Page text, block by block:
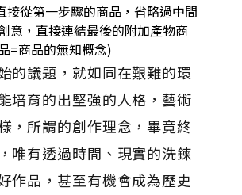
接從第一步驟的商品，省略過中間
意，直接連結最後的附加產物商
=商品的無知概念)
的議題，就如同在艱難的環
培育的出堅強的人格，藝術
，所謂的創作理念，畢竟終
唯有透過時間、現實的洗鍊
作品，甚至有機會成為歷史